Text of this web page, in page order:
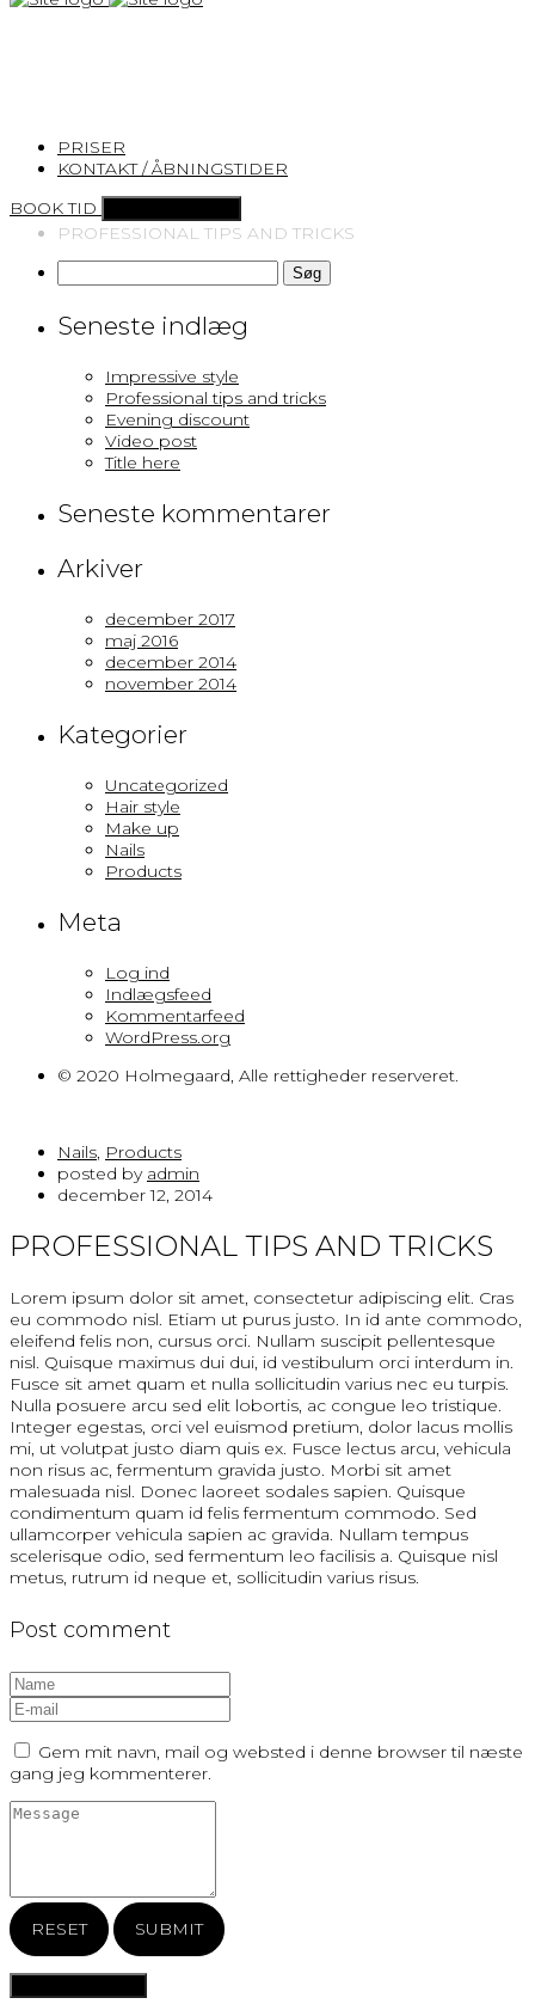
PRISER
KONTAKT / ÅBNINGSTIDER
BOOK TID
TRICKS
Home
PROFESSIONAL TIPS AND TRICKS
efter:
Seneste indlæg
Impressive style
Professional tips and tricks
Evening discount
Video post
Title here
Seneste kommentarer
Arkiver
december 2017
maj 2016
december 2014
november 2014
Kategorier
Uncategorized
Hair style
Make up
Nails
Products
Meta
Log ind
Indlægsfeed
Kommentarfeed
WordPress.org
© 2020 Holmegaard, Alle rettigheder reserveret.
Nails Products
posted by admin
december 12, 2014
PROFESSIONAL TIPS AND TRICKS
Lorem ipsum dolor sit amet, consectetur adipiscing elit. Cras
eu commodo nisl. Etiam ut purus justo. In id ante commodo,
eleifend felis non, cursus orci. Nullam suscipit pellentesque
nisl. Quisque maximus dui dui, id vestibulum orci interdum in.
Fusce sit amet quam et nulla sollicitudin varius nec eu turpis.
Nulla posuere arcu sed elit lobortis, ac congue leo tristique.
Integer egestas, orci vel euismod pretium, dolor lacus mollis
mi, ut volutpat justo diam quis ex. Fusce lectus arcu, vehicula
non risus ac, fermentum gravida justo. Morbi sit amet
malesuada nisl. Donec laoreet sodales sapien. Quisque
condimentum quam id felis fermentum commodo. Sed
ullamcorper vehicula sapien ac gravida. Nullam tempus
scelerisque odio, sed fermentum leo facilisis a. Quisque nisl
metus, rutrum id neque et, sollicitudin varius risus.
Post comment
Gem mit navn, mail og websted i denne browser til næste
gang jeg kommenterer.
RESET SUBMIT